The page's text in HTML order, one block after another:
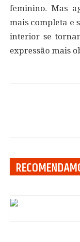
feminino. Mas
mais completa e
interior se
expressão mais